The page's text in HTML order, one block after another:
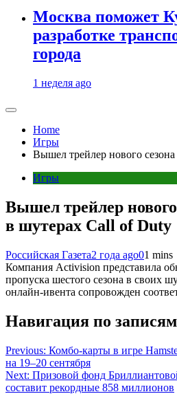
Москва поможет
разработке
города
1 неделя ago
Home
Игры
Вышел трейлер нового
Игры
Вышел трейлер нового
в шутерах Call of Duty
Российская Газета2 года ago01 mins
Компания Activision представила
пропуска шестого сезона в своих
онлайн-ивента сопровожден
Навигация по записям
Previous: Комбо-карты в игре
на 19–20 сентября
Next: Призовой фонд
составит рекордные 858 миллионов